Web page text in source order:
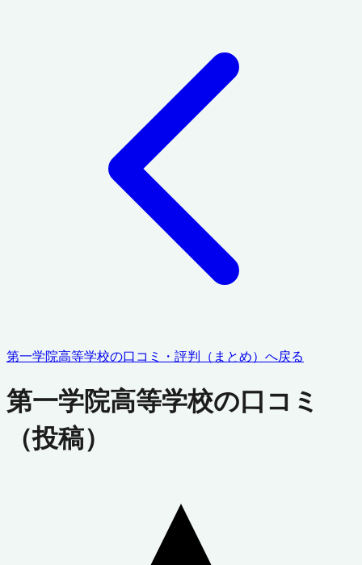
第一学院高等学校の口コミ・評判（まとめ）へ戻る
第一学院高等学校の口コミ
（投稿）